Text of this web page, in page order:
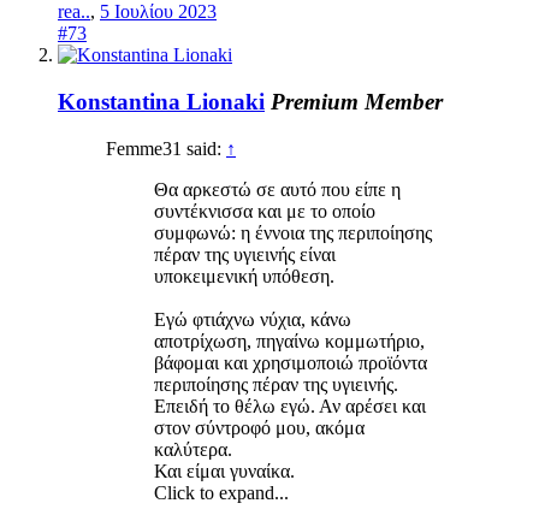
rea.., 5 Ιουλίου 2023
#73
Konstantina Lionaki Premium Member
Femme31 said: ↑
Θα αρκεστώ σε αυτό που είπε η
συντέκνισσα και με το οποίο
συμφωνώ: η έννοια της περιποίησης
πέραν της υγιεινής είναι
υποκειμενική υπόθεση.
Εγώ φτιάχνω νύχια, κάνω
αποτρίχωση, πηγαίνω κομμωτήριο,
βάφομαι και χρησιμοποιώ προϊόντα
περιποίησης πέραν της υγιεινής.
Επειδή το θέλω εγώ. Αν αρέσει και
στον σύντροφό μου, ακόμα
καλύτερα.
Και είμαι γυναίκα.
Click to expand...